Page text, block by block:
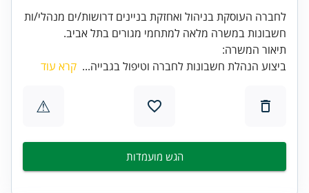
לחברה העוסקת בניהול ואחזקת בניינים דרושות/ים מנהלי/ות
תיאור המשרה:
ביצוע הנהלת חשבונות לחברה וטיפול בגבייה... קרא עוד
⚠
הגש מועמדות